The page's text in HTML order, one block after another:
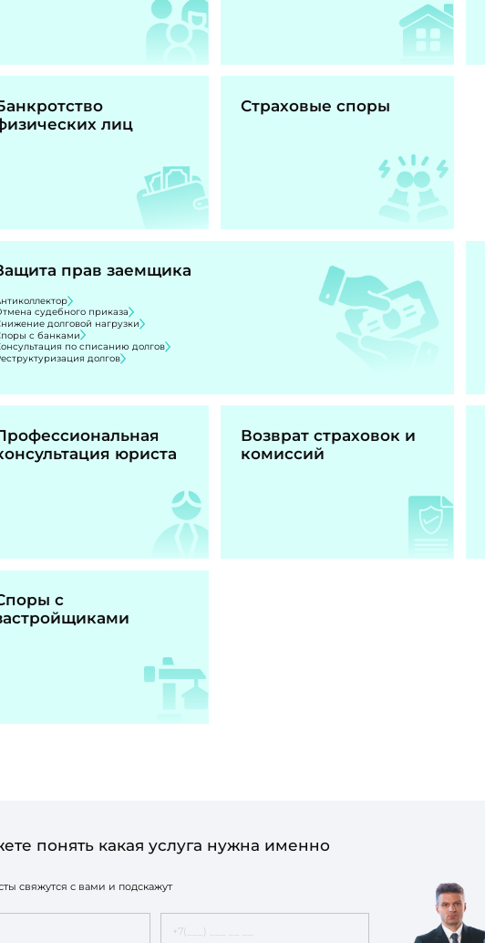
лиц
Страховые споры
прав заемщика
судебного приказа
долговой нагрузки
с банками
по списанию долгов
долгов
юриста
Возврат страховок и
комиссий
с
понять какая услуга нужна именно
свяжутся с вами и подскажут